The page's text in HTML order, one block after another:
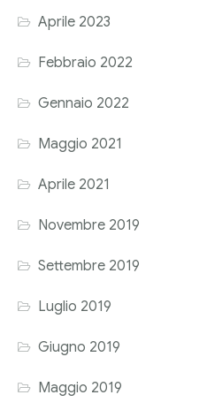
Corriere tributario
Editore Euroconference
Il Giornale del Revisore
Forum Fiscale
Articoli
Aprile 2023
Febbraio 2022
Gennaio 2022
Maggio 2021
Aprile 2021
Novembre 2019
Settembre 2019
Luglio 2019
Giugno 2019
Maggio 2019